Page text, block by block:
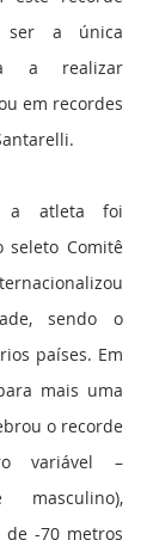
ser a única
a realizar
em recordes
a atleta foi
seleto Comitê
sendo o
países. Em
mais uma
o recorde
variável –
-70 metros